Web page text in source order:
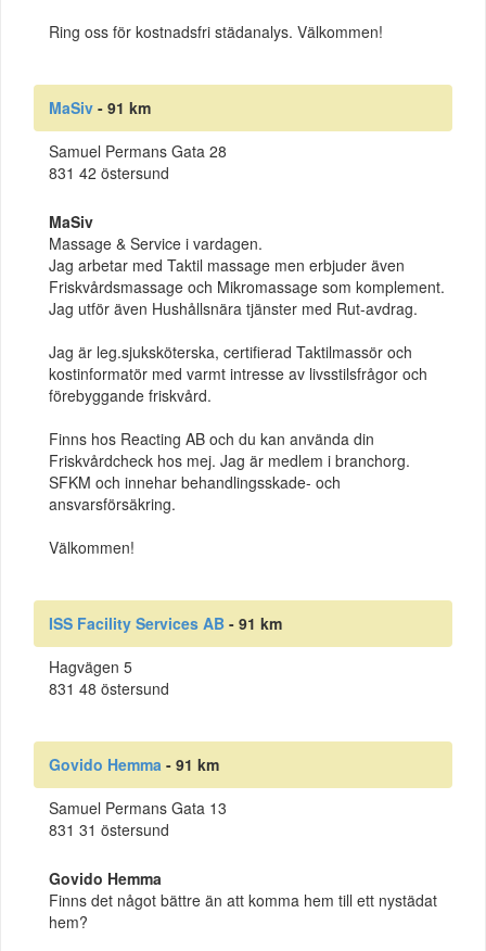
Ring oss för kostnadsfri städanalys. Välkommen!
MaSiv - 91 km
Samuel Permans Gata 28
831 42 östersund
MaSiv
Massage & Service i vardagen.
Jag arbetar med Taktil massage men erbjuder även
Friskvårdsmassage och Mikromassage som komplement.
Jag utför även Hushållsnära tjänster med Rut-avdrag.
Jag är leg.sjuksköterska, certifierad Taktilmassör och
kostinformatör med varmt intresse av livsstilsfrågor och
förebyggande friskvård.
Finns hos Reacting AB och du kan använda din
Friskvårdcheck hos mej. Jag är medlem i branchorg.
SFKM och innehar behandlingsskade- och
ansvarsförsäkring.
Välkommen!
ISS Facility Services AB - 91 km
Hagvägen 5
831 48 östersund
Govido Hemma - 91 km
Samuel Permans Gata 13
831 31 östersund
Govido Hemma
Finns det något bättre än att komma hem till ett nystädat
hem?